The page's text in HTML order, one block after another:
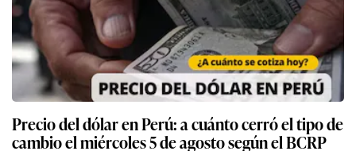
Precio del dólar en Perú: a cuánto cerró el tipo de
cambio el miércoles 5 de agosto según el BCRP